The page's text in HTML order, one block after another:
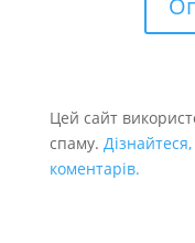
Цей сайт
спаму.
коментарів.